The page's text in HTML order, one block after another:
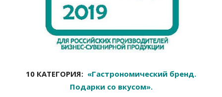
10 КАТЕГОРИЯ: «Гастрономический бренд.
Подарки со вкусом».